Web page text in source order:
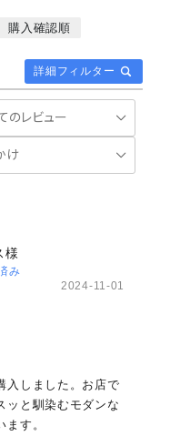
詳細フィルター
購入確認順
様
み
2024-11-01
入しました。お店で
ッと馴染むモダンな
す。